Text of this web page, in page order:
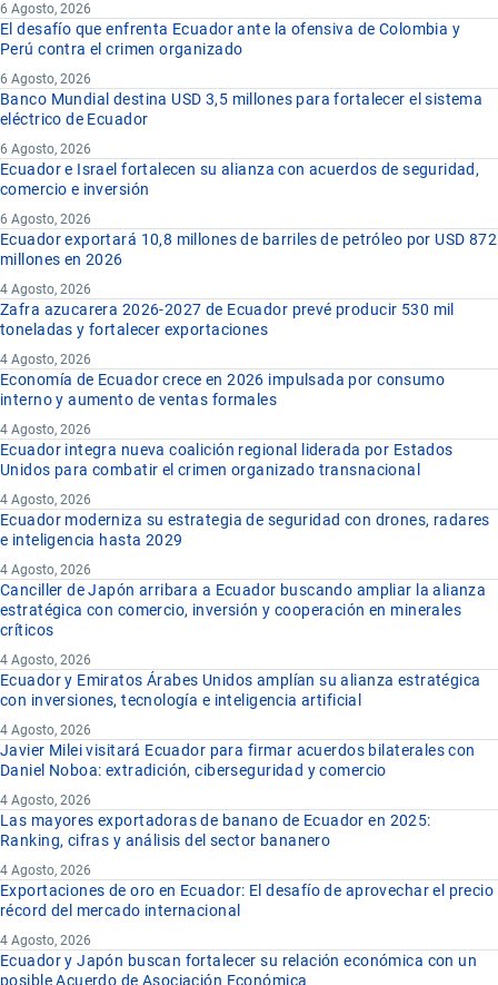
6 Agosto, 2026
El desafío que enfrenta Ecuador ante la ofensiva de Colombia y
Perú contra el crimen organizado
6 Agosto, 2026
Banco Mundial destina USD 3,5 millones para fortalecer el sistema
eléctrico de Ecuador
6 Agosto, 2026
Ecuador e Israel fortalecen su alianza con acuerdos de seguridad,
comercio e inversión
6 Agosto, 2026
Ecuador exportará 10,8 millones de barriles de petróleo por USD 872
millones en 2026
4 Agosto, 2026
Zafra azucarera 2026-2027 de Ecuador prevé producir 530 mil
toneladas y fortalecer exportaciones
4 Agosto, 2026
Economía de Ecuador crece en 2026 impulsada por consumo
interno y aumento de ventas formales
4 Agosto, 2026
Ecuador integra nueva coalición regional liderada por Estados
Unidos para combatir el crimen organizado transnacional
4 Agosto, 2026
Ecuador moderniza su estrategia de seguridad con drones, radares
e inteligencia hasta 2029
4 Agosto, 2026
Canciller de Japón arribara a Ecuador buscando ampliar la alianza
estratégica con comercio, inversión y cooperación en minerales
críticos
4 Agosto, 2026
Ecuador y Emiratos Árabes Unidos amplían su alianza estratégica
con inversiones, tecnología e inteligencia artificial
4 Agosto, 2026
Javier Milei visitará Ecuador para firmar acuerdos bilaterales con
Daniel Noboa: extradición, ciberseguridad y comercio
4 Agosto, 2026
Las mayores exportadoras de banano de Ecuador en 2025:
Ranking, cifras y análisis del sector bananero
4 Agosto, 2026
Exportaciones de oro en Ecuador: El desafío de aprovechar el precio
récord del mercado internacional
4 Agosto, 2026
Ecuador y Japón buscan fortalecer su relación económica con un
posible Acuerdo de Asociación Económica